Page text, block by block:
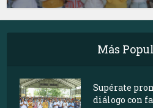
Más
Supérate
diálogo con